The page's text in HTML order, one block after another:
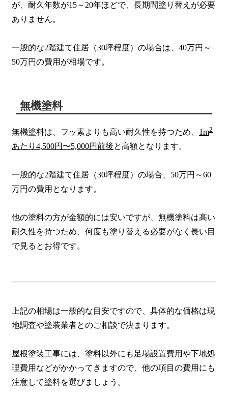
が、耐久年数が15～20年ほどで、長期間塗り替えが必要
ありません。
一般的な2階建て住居（30坪程度）の場合は、40万円～
50万円の費用が相場です。
無機塗料
無機塗料は、フッ素よりも高い耐久性を持つため、 1m2
あたり4,500円〜5,000円前後と高額となります。
一般的な2階建て住居（30坪程度）の場合、50万円～60
万円の費用となります。
他の塗料の方が金額的には安いですが、無機塗料は高い
耐久性を持つため、何度も塗り替える必要がなく長い目
で見るとお得です。
上記の相場は一般的な目安ですので、具体的な価格は現
地調査や塗装業者とのご相談で決まります。
屋根塗装工事には、塗料以外にも足場設置費用や下地処
理費用などがかかってきますので、他の項目の費用にも
注意して塗料を選びましょう。